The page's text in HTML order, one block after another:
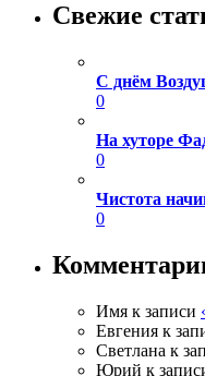
Свежие
С днём
0
На хуторе
0
Чистота
0
Имя к записи
Евгения к
Светлана к
Юрий к